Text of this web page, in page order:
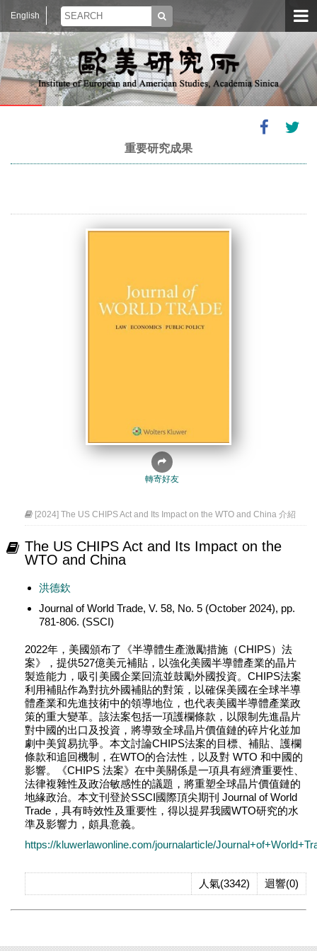
English
重要研究成果
轉寄好友
[2024] The US CHIPS Act and Its Impact on the WTO and China 介紹
The US CHIPS Act and Its Impact on the
WTO and China
洪德欽
Journal of World Trade, V. 58, No. 5 (October 2024), pp.
781-806. (SSCI)
2022年，美國頒布了《半導體生產激勵措施（CHIPS）法
案》，提供527億美元補貼，以強化美國半導體產業的晶片
製造能力，吸引美國企業回流並鼓勵外國投資。CHIPS法案
利用補貼作為對抗外國補貼的對策，以確保美國在全球半導
體產業和先進技術中的領導地位，也代表美國半導體產業政
策的重大變革。該法案包括一項護欄條款，以限制先進晶片
對中國的出口及投資，將導致全球晶片價值鏈的碎片化並加
劇中美貿易抗爭。本文討論CHIPS法案的目標、補貼、護欄
條款和追回機制，在WTO的合法性，以及對 WTO 和中國的
影響。《CHIPS 法案》在中美關係是一項具有經濟重要性、
法律複雜性及政治敏感性的議題，將重塑全球晶片價值鏈的
地緣政治。本文刊登於SSCI國際頂尖期刊 Journal of World
Trade，具有時效性及重要性，得以提昇我國WTO研究的水
準及影響力，頗具意義。
https://kluwerlawonline.com/journalarticle/
迴響(0)
人氣(3342)